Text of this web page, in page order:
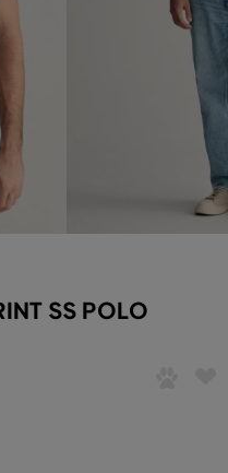
SS POLO